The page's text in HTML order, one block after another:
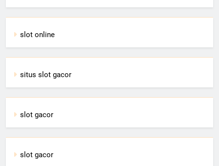
slot online
situs slot gacor
slot gacor
slot gacor